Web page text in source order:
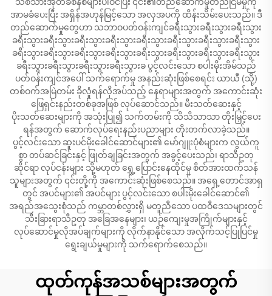
အာမခံပေးပြီး အရှိန်အဟုန်မြင့်သော အလှအပကို ထိန်းသိမ်းပေးသည်။ ဒီ
တည်ဆောက်မှုတွေဟာ သဘာဝပတ်ဝန်းကျင်ခရီးသွားခရီးသွားခရီးသွား
ခရီးသွားခရီးသွားခရီးသွားခရီးသွားခရီးသွားခရီးသွားခရီးသွားခရီးသွား
ခရီးသွားခရီးသွားခရီးသွားခရီးသွားခရီးသွားခရီးသွားခရီးသွားခရီးသွား
ခရီးသွားခရီးသွားခရီးသွားခရီးသွားခ ပွင့်လင်းသော စပါးမိုးအိမ်သည်
ပတ်ဝန်းကျင်အပေါ် သက်ရောက်မှု အနည်းဆုံးဖြစ်စေရင်း ယာယီ (သို့)
တစ်ဝက်အမြဲတမ်း ခိုလှုံရန်လိုအပ်သည့် နေရာများအတွက် အကောင်းဆုံး
ဖြေရှင်းနည်းတစ်ခုအဖြစ် လုပ်ဆောင်သည်။ မီးသတ်ဆေးနှင့်
ပိုးသတ်ဆေးများကို အသုံးပြု၍ သက်တမ်းကို သိသိသာသာ တိုးမြှင့်ပေး
ရန်အတွက် ဆောက်လုပ်ရေးနည်းပညာများ တိုးတက်လာခဲ့သည်။
ပွင့်လင်းသော ဆူးပင်မိုးခေါင်ဆောင်များ၏ မော်ဂျူးပုံစံများက လွယ်ကူ
စွာ တပ်ဆင်ခြင်းနှင့် ဖြုတ်ချခြင်းအတွက် အခွင့်ပေးသည်၊ ရာသီဥတု
ဆိုင်ရာ လုပ်ငန်းများ သို့မဟုတ် ရွှေ့ပြောင်းနေထိုင်မှု စိတ်အားထက်သန်
သူများအတွက် ၎င်းတို့ကို အကောင်းဆုံးဖြစ်စေသည်။ အရှေ့တောင်အာရှ
တွင် အပင်များ၏ အပင်များ ပွင့်လင်းသော စပါးမိုးခေါင်ဆောင်၏
အရည်အသွေးစုံသည် ကမ္ဘာတစ်လွှားရှိ မတူညီသော ပထဝီဒေသများတွင်
သီးခြားရာသီဥတု အခြေအနေများ၊ ယဉ်ကျေးမှုအကြိုက်များနှင့်
လုပ်ဆောင်မှုလိုအပ်ချက်များကို လိုက်နာနိုင်သော အလိုက်သင့်ပြုပြင်မှု
ရွေးချယ်မှုများကို သက်ရောက်စေသည်။
ထုတ်ကုန်အသစ်များအတွက်